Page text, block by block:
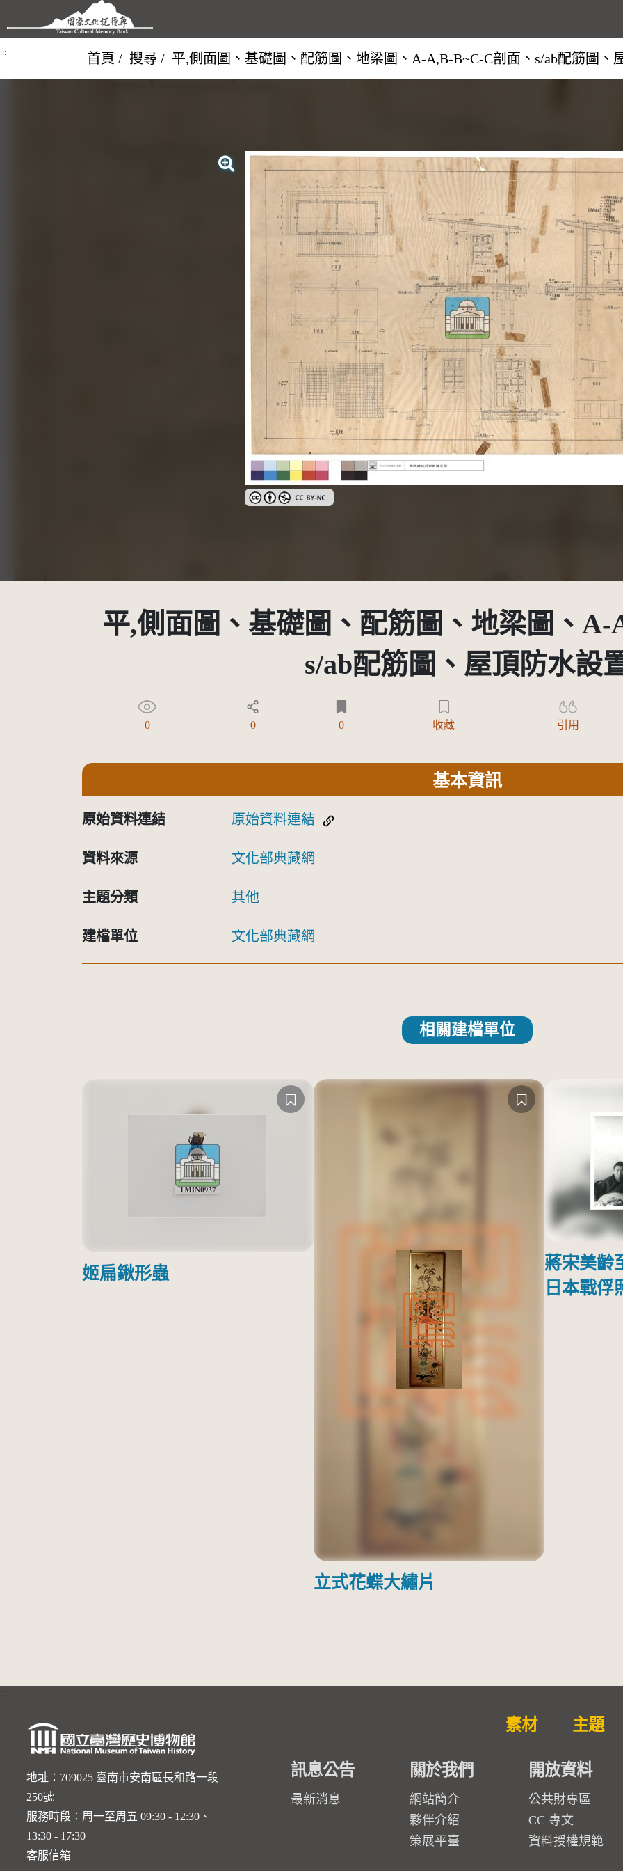
跳到主要內容區塊
::: 首頁 搜尋 平,側面圖、基礎圖、配筋圖、地梁圖、A-A,B-B~C-C剖面、s/ab配筋圖、
創用CC姓名標示-非商業性 3.0 台灣及其後版本(CC BY-NC 3.0 TW +)
平,側面圖、基礎圖、配筋圖、地梁圖、A-
s/ab配筋圖、屋頂防水設
0 0 0 收藏 引用
基本資訊
原始資料連結 原始資料連結
資料來源 文化部典藏網
主題分類 其他
建檔單位 文化部典藏網
相關建檔單位
姬扁鍬形蟲
立式花蝶大繡片
蔣宋美齡
日本戰俘
地址：709025 臺南市安南區長和路一段
250號
服務時段：周一至周五 09:30 - 12:30、
13:30 - 17:30
客服信箱
素材 主題
訊息公告
最新消息
關於我們
網站簡介
夥伴介紹
策展平臺
開放資料
公共財專區
CC 專文
資料授權規範